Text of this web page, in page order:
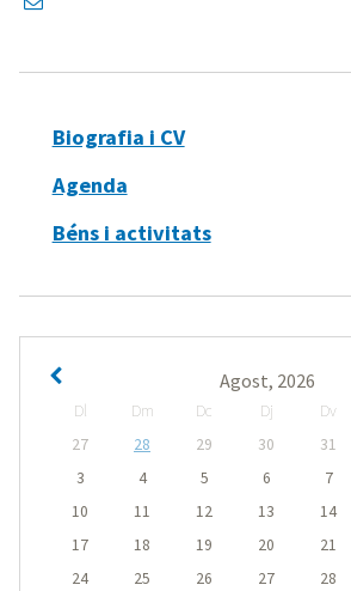
Biografia i CV
Agenda
Béns i activitats
Agost, 2026
Dl Dm Dc Dj Dv
27
28 29 30 31
3
4 5 6 7
10
11 12 13 14
17
18 19 20 21
24
25 26 27 28